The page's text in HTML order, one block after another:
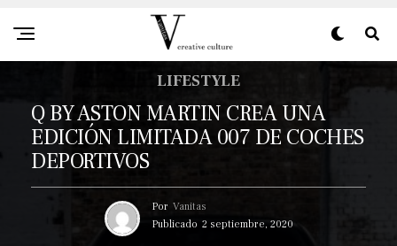
LIFESTYLE
Q BY ASTON MARTIN CREA UNA
EDICIÓN LIMITADA 007 DE COCHES
DEPORTIVOS
Por Vanitas
Publicado 2 septiembre, 2020